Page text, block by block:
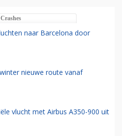
Crashes
naar Barcelona door
nieuwe route vanaf
vlucht met Airbus A350-900 uit